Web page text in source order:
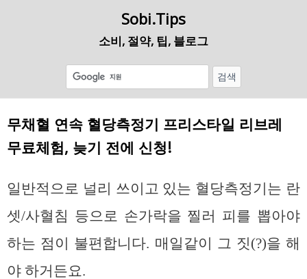
Sobi.Tips
소비, 절약, 팁, 블로그
무채혈 연속 혈당측정기 프리스타일 리브레
무료체험, 늦기 전에 신청!
일반적으로 널리 쓰이고 있는 혈당측정기는 란
셋/사혈침 등으로 손가락을 찔러 피를 뽑아야
하는 점이 불편합니다. 매일같이 그 짓(?)을 해
야 하거든요.